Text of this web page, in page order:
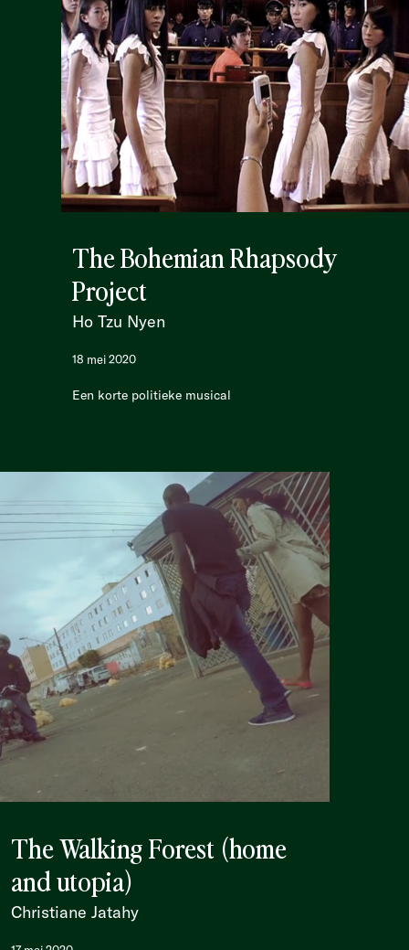
The Bohemian Rhapsody
Project
Ho Tzu Nyen
18 mei 2020
Een korte politieke musical
The Walking Forest (home
and utopia)
Christiane Jatahy